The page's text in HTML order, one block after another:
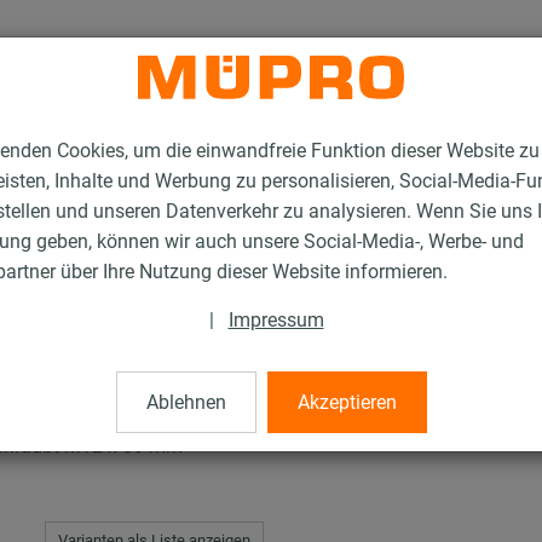
Cookies, um die einwandfreie Funktion dieser Website zu
Inhalte und Werbung zu personalisieren, Social-Media-
und unseren Datenverkehr zu analysieren. Wenn Sie uns
geben, können wir auch unsere Social-Media-, Werbe- und
über Ihre Nutzung dieser Website informieren.
| Impressum
Ablehnen Akzeptieren
M12 x 30 mm